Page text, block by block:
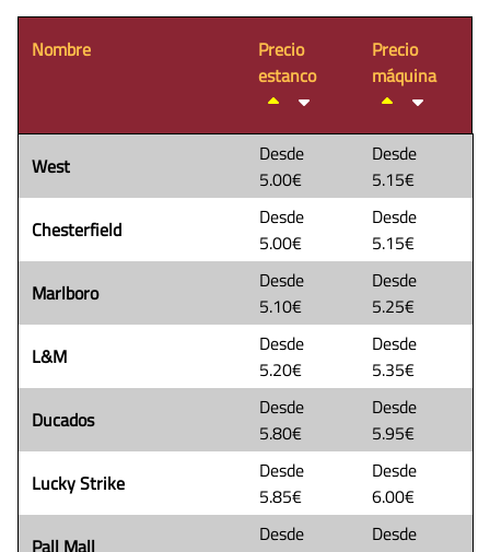
Nombre
Precio
estanco
Precio
máquina
West
Desde
5.00€
Desde
5.15€
Chesterfield
Desde
5.00€
Desde
5.15€
Marlboro
Desde
5.10€
Desde
5.25€
L&M
Desde
5.20€
Desde
5.35€
Ducados
Desde
5.80€
Desde
5.95€
Lucky Strike
Desde
5.85€
Desde
6.00€
Pall Mall
Desde
Desde